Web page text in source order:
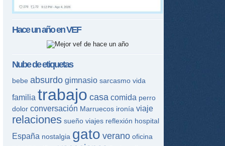
Hace un año enVEF
Nube de etiquetas
bebe absurdo gimnasio sarcasmo vida
familia trabajo casa comida perro
dolor conversación Marruecos ironía viaje
relaciones sueño viajes reflexión hospital
España nostalgia gato verano oficina